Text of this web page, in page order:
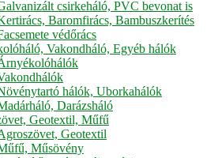
csirkeháló, PVC bevonat is
Baromfirács, Bambuszkerítés
védőrács
Vakondháló, Egyéb hálók
hálók, Uborkahálók
Darázsháló
Geotextil, Műfű
Geotextil
Műsövény